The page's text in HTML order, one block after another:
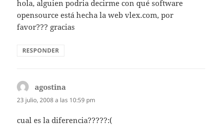
hola, alguien podria decirme con qué software
opensource está hecha la web vlex.com, por
favor??? gracias
RESPONDER
agostina
23 julio, 2008 a las 10:59 pm
cual es la diferencia?????:(